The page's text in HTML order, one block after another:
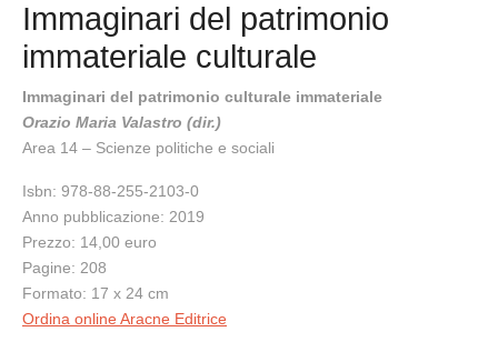
Immaginari del patrimonio
immateriale culturale
Immaginari del patrimonio culturale immateriale
Orazio Maria Valastro (dir.)
Area 14 – Scienze politiche e sociali
Isbn: 978-88-255-2103-0
Anno pubblicazione: 2019
Prezzo: 14,00 euro
Pagine: 208
Formato: 17 x 24 cm
Ordina online Aracne Editrice